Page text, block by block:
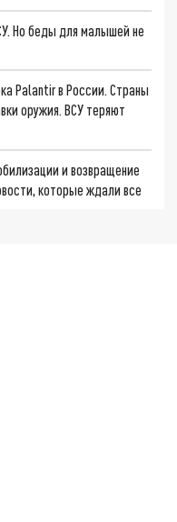
Но беды для малышей не
Palantir в России. Страны
оружия. ВСУ теряют
и возвращение
которые ждали все